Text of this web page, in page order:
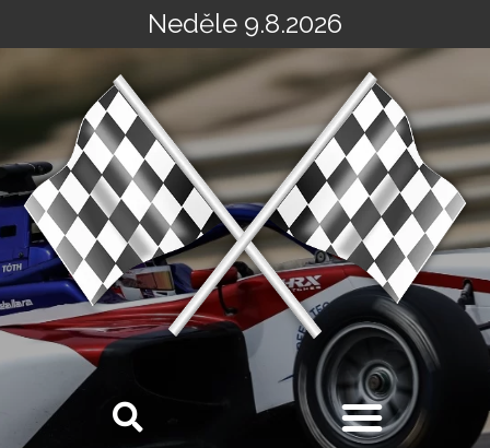
na
Neděle 9.8.2026